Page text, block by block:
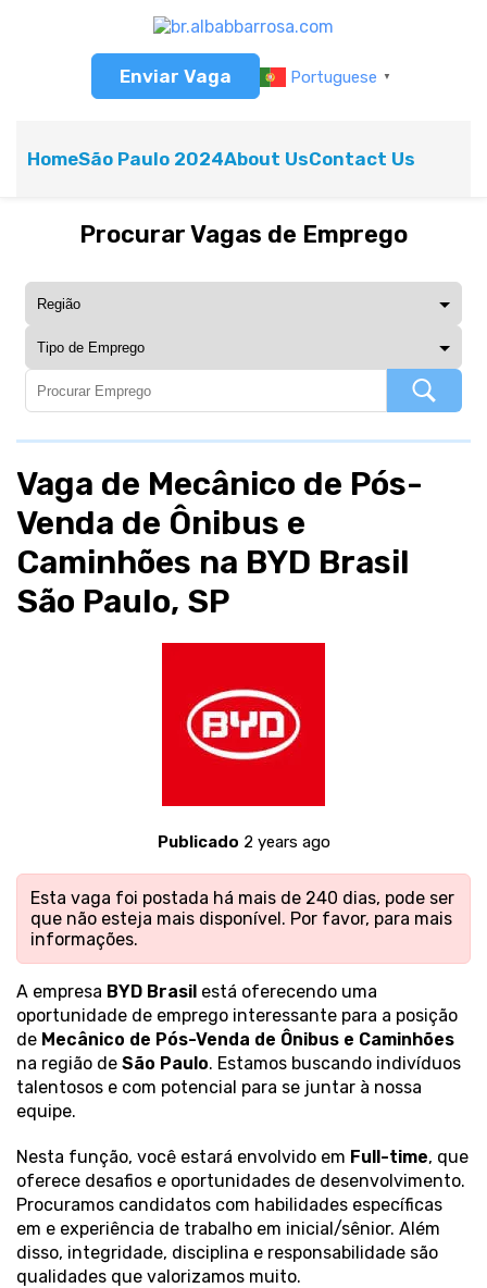
Enviar Vaga Portuguese ▼
HomeSão Paulo 2024About UsContact Us
Procurar Vagas de Emprego
Vaga de Mecânico de Pós-
Venda de Ônibus e
Caminhões na BYD Brasil
São Paulo, SP
Publicado 2 years ago
Esta vaga foi postada há mais de 240 dias, pode ser
que não esteja mais disponível. Por favor, para mais
informações.
A empresa BYD Brasil está oferecendo uma
oportunidade de emprego interessante para a posição
de Mecânico de Pós-Venda de Ônibus e Caminhões
na região de São Paulo. Estamos buscando indivíduos
talentosos e com potencial para se juntar à nossa
equipe.
Nesta função, você estará envolvido em Full-time, que
oferece desafios e oportunidades de desenvolvimento.
Procuramos candidatos com habilidades específicas
em e experiência de trabalho em inicial/sênior. Além
disso, integridade, disciplina e responsabilidade são
qualidades que valorizamos muito.